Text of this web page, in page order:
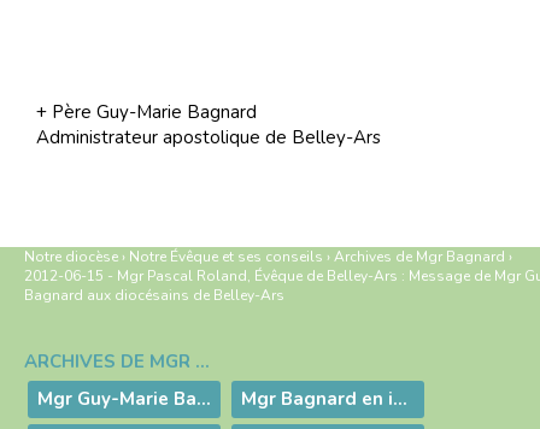
+ Père Guy-Marie Bagnard
Administrateur apostolique de Belley-Ars
Notre diocèse › Notre Évêque et ses conseils ›Archives de Mgr Bagnard ›
2012-06-15 - Mgr Pascal Roland, Évêque de Belley-Ars : Message de Mgr
Bagnard aux diocésains de Belley-Ars
Navigation
ARCHIVES DE MGR BAGNARD
Mgr Guy-Marie Bagnard, évêque émérite de Belley-Ars
Mgr Bagnard en images